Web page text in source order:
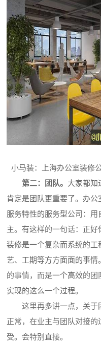
小马装：上海办公室装修
第二：团队。 大家都知
肯定是团队更重要了。办
服务特性的服务型公司：
主。有这样的一句话：正
装修是一个复杂而系统的
艺、工期等方方面面的事
的事情，而是一个高效的
实现的这么一个过程。
这里再多讲一点，关于
正常，在业主与团队对接
受。会特别直接。